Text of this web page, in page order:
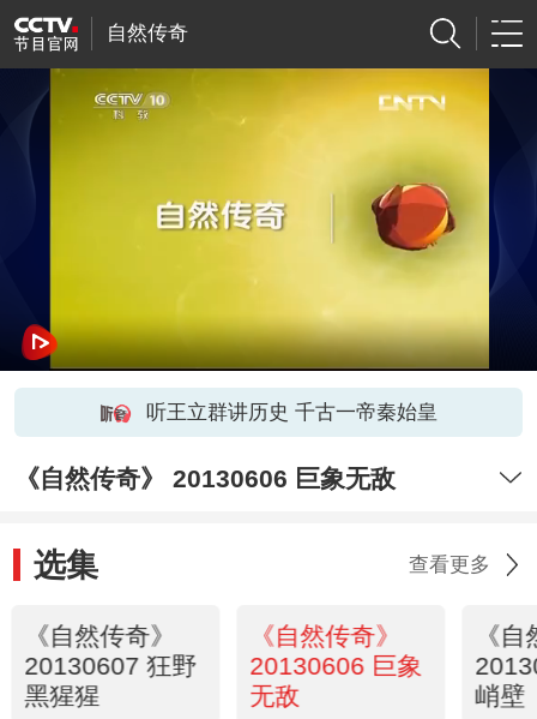
自然传奇
听王立群讲历史 千古一帝秦始皇
《自然传奇》 20130606 巨象无敌
选集 查看更多
《自然传奇》
20130607 狂野
黑猩猩
《自然传奇》
20130606 巨象
无敌
《
峭壁